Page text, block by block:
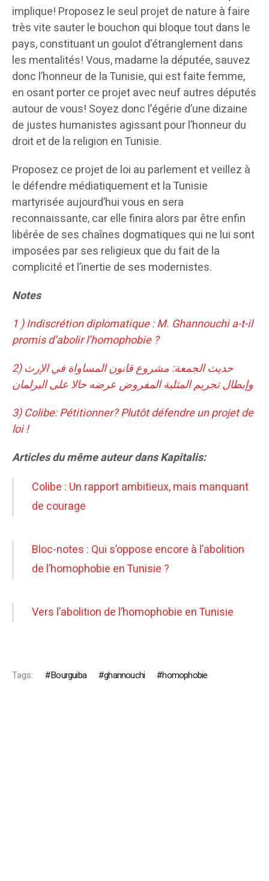
implique! Proposez le seul projet de nature à faire
très vite sauter le bouchon qui bloque tout dans le
pays, constituant un goulot d’étranglement dans
les mentalités! Vous, madame la députée, sauvez
donc l’honneur de la Tunisie, qui est faite femme,
en osant porter ce projet avec neuf autres députés
autour de vous! Soyez donc l’égérie d’une dizaine
de justes humanistes agissant pour l’honneur du
droit et de la religion en Tunisie.
Proposez ce projet de loi au parlement et veillez à
le défendre médiatiquement et la Tunisie
martyrisée aujourd’hui vous en sera
reconnaissante, car elle finira alors par être enfin
libérée de ses chaînes dogmatiques qui ne lui sont
imposées par ses religieux que du fait de la
complicité et l’inertie de ses modernistes.
Notes
1 ) Indiscrétion diplomatique : M. Ghannouchi a-t-il
promis d’abolir l’homophobie ?
2) حديث الجمعة: مشروع قانون المساواة في الإرث
وإبطال تجريم المثلية المفروض عرضه حالا على البرلمان
3) Colibe: Pétitionner? Plutôt défendre un projet de
loi !
Articles du même auteur dans Kapitalis:
Colibe : Un rapport ambitieux, mais manquant
de courage
Bloc-notes : Qui s’oppose encore à l’abolition
de l’homophobie en Tunisie ?
Vers l’abolition de l’homophobie en Tunisie
Tags: Bourguiba ghannouchi homophobie